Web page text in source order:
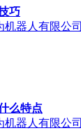
巧
机器人有限公司
么特点
机器人有限公司